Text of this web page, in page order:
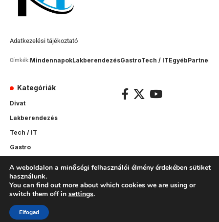
Adatkezelési tájékoztató
Címkék:MindennapokLakberendezésGastroTech / ITEgyébPartner
Kategóriák
Divat
Lakberendezés
Tech / IT
Gastro
Mindennapok
Egyéb
A weboldalon a minőségi felhasználói élmény érdekében sütiket
használunk.
You can find out more about which cookies we are using or
switch them off in settings.
Elfogad